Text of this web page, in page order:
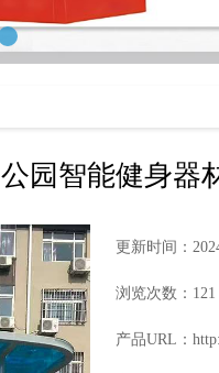
公园智能健身器
更新时间：
浏览次数：121
产品URL：